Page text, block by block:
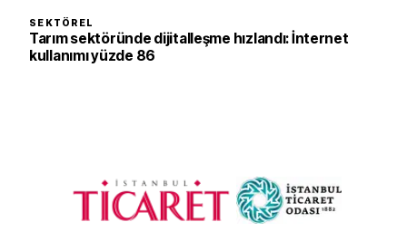
SEKTÖREL
Tarım sektöründe dijitalleşme hızlandı: İnternet
kullanımı yüzde 86